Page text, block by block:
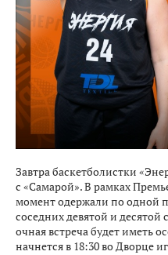
Завтра баскетболистки
с «Самарой». В рамках
момент одержали по одной
соседних девятой и десятой
очная встреча будет иметь
начнется в 18:30 во Дворце